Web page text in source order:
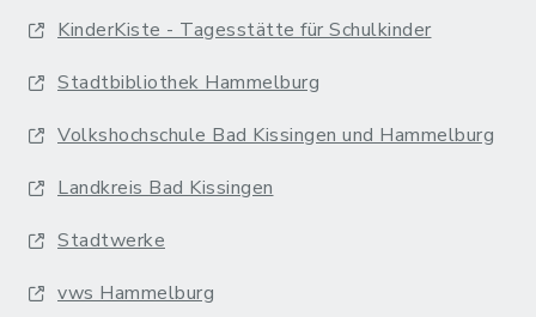
KinderKiste - Tagesstätte für Schulkinder
Stadtbibliothek Hammelburg
Volkshochschule Bad Kissingen und Hammelburg
Landkreis Bad Kissingen
Stadtwerke
vws Hammelburg